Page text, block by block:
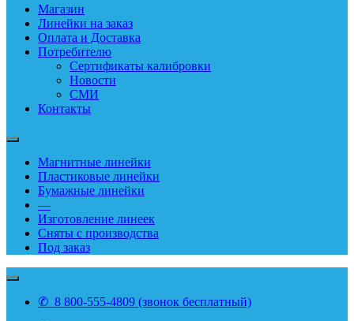
Магазин
Линейки на заказ
Оплата и Доставка
Потребителю
Сертификаты калибровки
Новости
СМИ
Контакты
Магнитные линейки
Пластиковые линейки
Бумажные линейки
—
Изготовление линеек
Сняты с производства
Под заказ
✆ 8 800-555-4809 (звонок бесплатный)